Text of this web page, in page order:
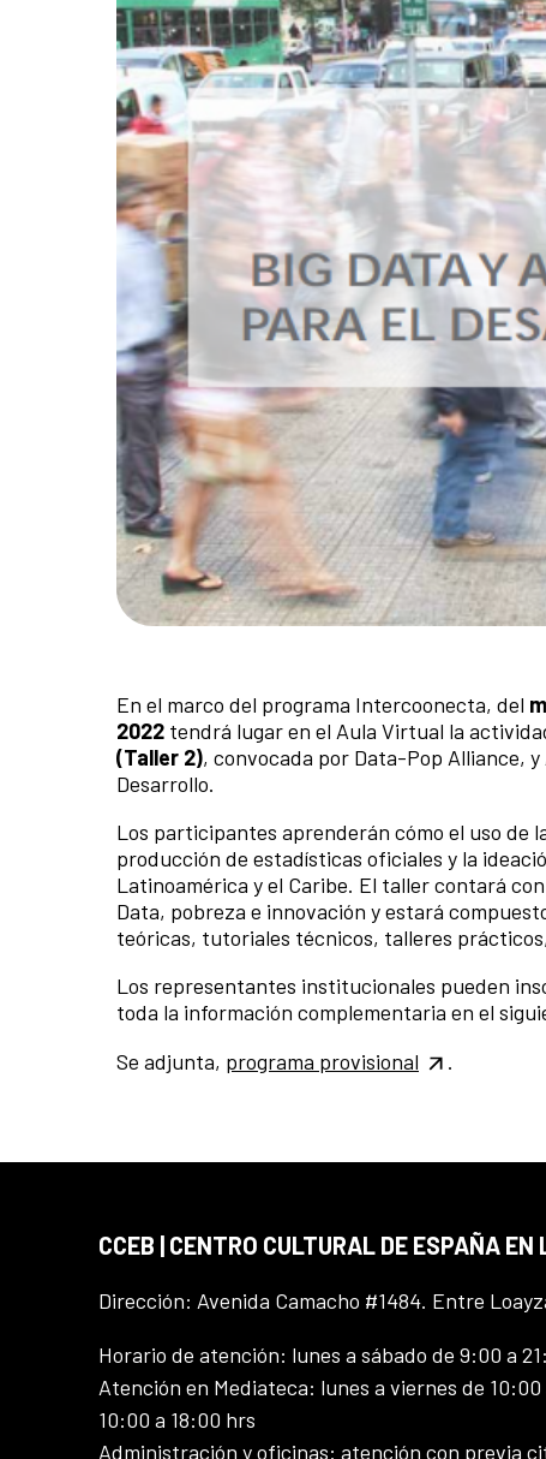
En el marco del programa Intercoonecta, del
2022 tendrá lugar en el Aula Virtual la
(Taller 2), convocada por Data-Pop Alliance,
Desarrollo.
Los participantes aprenderán cómo el uso de
producción de estadísticas oficiales y la
Latinoamérica y el Caribe. El taller contará
Data, pobreza e innovación y estará
teóricas, tutoriales técnicos, talleres
Los representantes institucionales pueden
toda la información complementaria en el
Se adjunta, programa provisional .
CCEB | CENTRO CULTURAL DE ESPAÑA EN
Dirección: Avenida Camacho #1484. Entre
Horario de atención: lunes a sábado de 9:00 a
Atención en Mediateca: lunes a viernes de 10:00
10:00 a 18:00 hrs
Administración y oficinas: atención con previa